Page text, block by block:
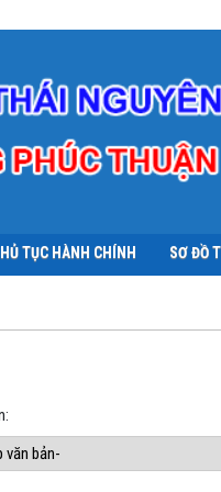
TỤC HÀNH CHÍNH SƠ ĐỒ